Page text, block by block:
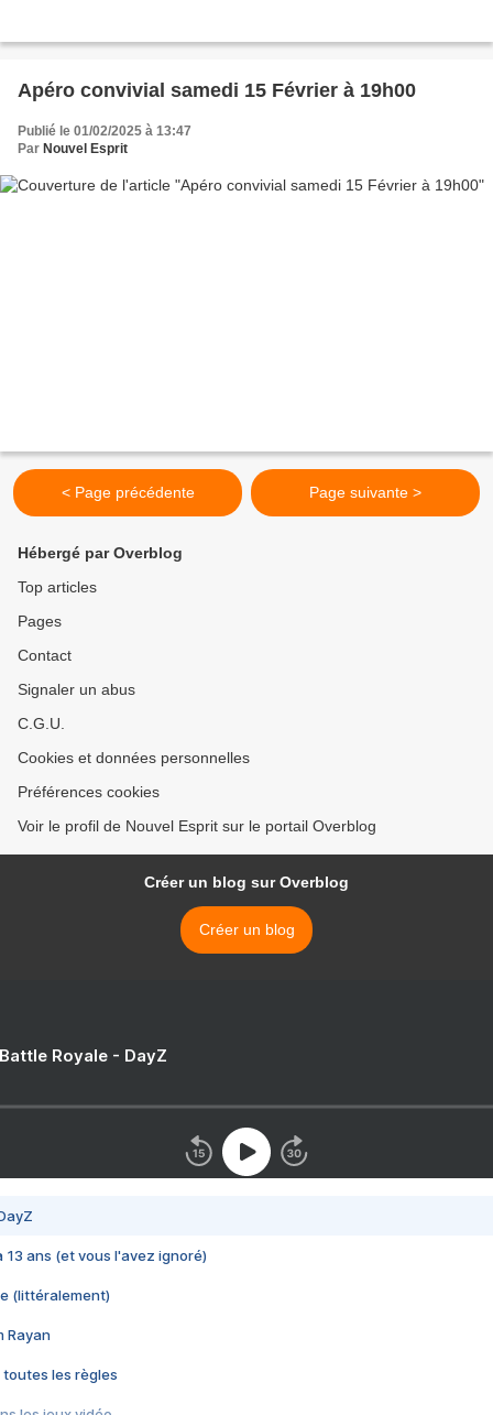
Apéro convivial samedi 15 Février à 19h00
Publié le 01/02/2025 à 13:47
Par Nouvel Esprit
< Page précédente Page suivante >
Hébergé par Overblog
Top articles
Pages
Contact
Signaler un abus
C.G.U.
Cookies et données personnelles
Préférences cookies
Voir le profil de Nouvel Esprit sur le portail Overblog
Créer un blog sur Overblog
Créer un blog
Royale - DayZ
13 ans (et vous l'avez ignoré)
(littéralement)
Rayan
toutes les règles